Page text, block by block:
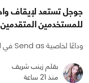
للمستخدمين المتقدمين
وداعًا لخاصية Send as في Gmail 📧
بقلم زينب شريف
منذ 21 ساعة